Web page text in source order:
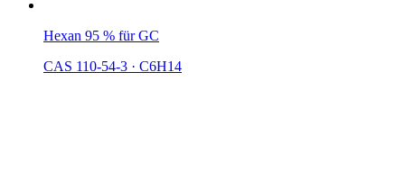
Hexan 95 % für GC
CAS 110-54-3 · C6H14